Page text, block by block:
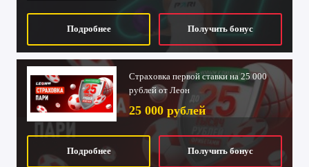
Подробнее Получить бонус
Страховка первой ставки на 25 000
рублей от Леон
25 000 рублей
Подробнее Получить бонус